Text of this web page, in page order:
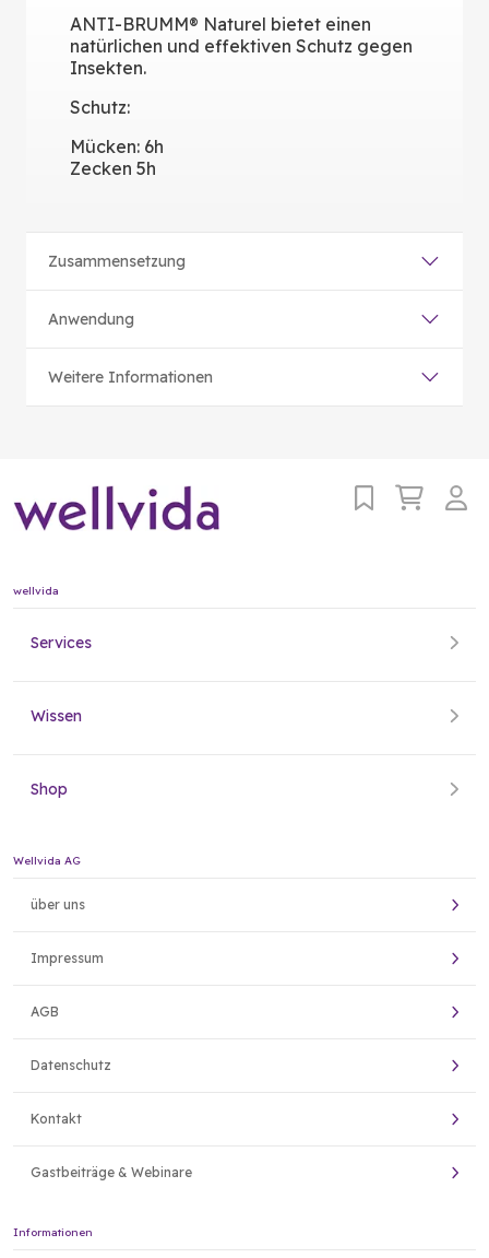
ANTI-BRUMM® Naturel bietet einen
natürlichen und effektiven Schutz gegen
Insekten.
Schutz:
Mücken: 6h
Zecken 5h
Zusammensetzung
Anwendung
Weitere Informationen
wellvida
Services
Wissen
Shop
Wellvida AG
über uns
Impressum
AGB
Datenschutz
Kontakt
Gastbeiträge & Webinare
Informationen